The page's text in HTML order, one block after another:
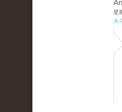
星
永